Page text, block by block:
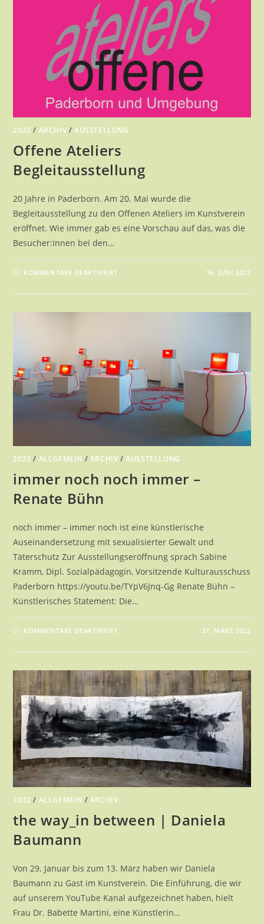
2022 / ARCHIV /AUSSTELLUNG
Offene Ateliers
Begleitausstellung
20 Jahre in Paderborn. Am 20. Mai wurde die
Begleitausstellung zu den Offenen Ateliers im Kunstverein
eröffnet. Wie immer gab es eine Vorschau auf das, was die
Besucher:innen bei den…
KOMMENTARE DEAKTIVIERTFÜR
BEGLEITAUSSTELLUNG
16. JUNI 2022
2022 / ALLGEMEIN / ARCHIV /AUSSTELLUNG
immer noch noch immer –
Renate Bühn
noch immer – immer noch ist eine künstlerische
Auseinandersetzung mit sexualisierter Gewalt und
Täterschutz Zur Ausstellungseröffnung sprach Sabine
Kramm, Dipl. Sozialpädagogin, Vorsitzende Kulturausschuss
Paderborn https://youtu.be/TYpV6Jnq-Gg Renate Bühn –
Künstlerisches Statement: Die…
KOMMENTARE DEAKTIVIERTFÜR
NOCH
–
RENATE
BÜHN
27. MÄRZ 2022
2022 / ALLGEMEIN / ARCHIV
the way_in between | Daniela
Baumann
Von 29. Januar bis zum 13. März haben wir Daniela
Baumann zu Gast im Kunstverein. Die Einführung, die wir
auf unserem YouTube Kanal aufgezeichnet haben, hielt
Frau Dr. Babette Martini, eine Künstlerin…